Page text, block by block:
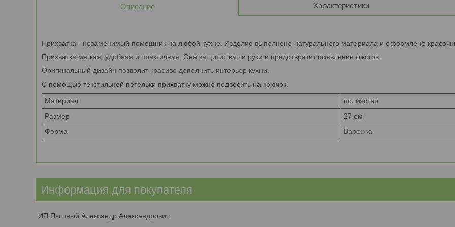
Описание Характеристики
Прихватка - незаменимый помощник на любой кухне. Изделие выполнено натурального материала и оформлено
Прихватка мягкая, удобная и практичная. Она защитит ваши руки и предотвратит появление ожогов.
Оригинальный дизайн позволит красиво дополнить интерьер кухни.
С помощью текстильной петельки прихватку можно подвесить на крючок.
Материал
полиэстер
Размер
27 см
Форма
Варежка
Информация для покупателя
ИП Пышный Александр Александрович